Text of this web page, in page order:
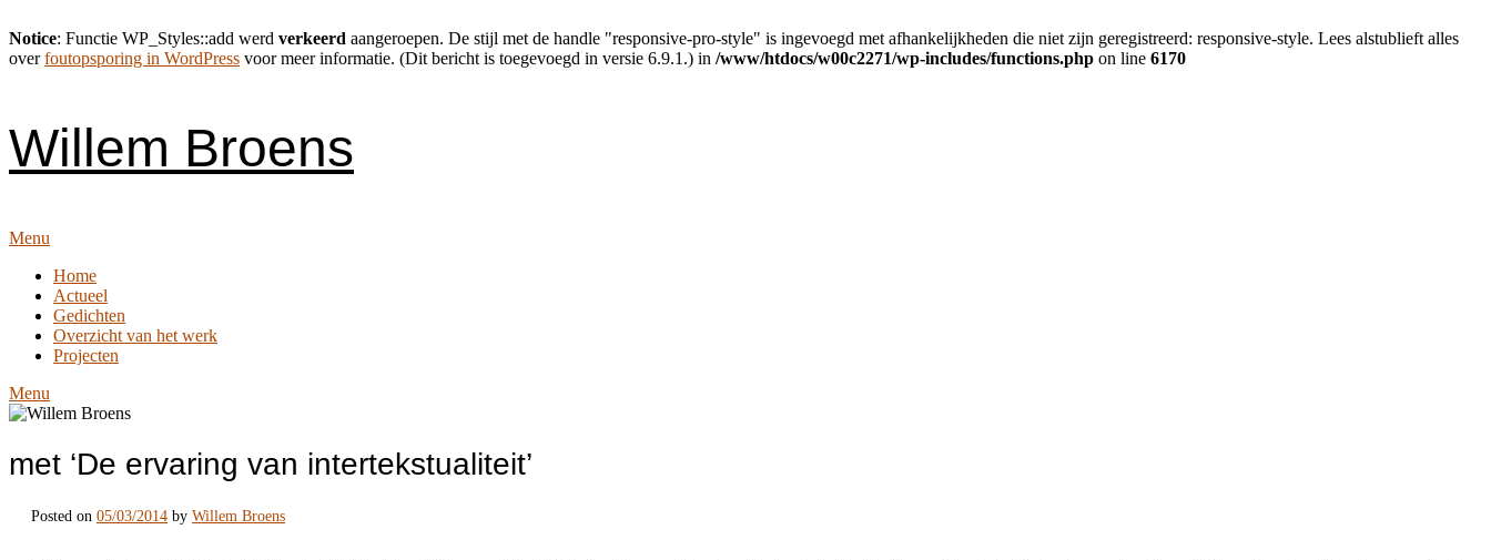
Notice: Functie WP_Styles::add werd verkeerd aangeroepen. De stijl met de handle "responsive-pro-style" is ingevoegd met afhankelijkheden die niet zijn geregistreerd: responsive-style. Lees alstublieft alles
overfoutopsporing in WordPress voor meer informatie. (Dit bericht is toegevoegd in versie 6.9.1.) in /www/htdocs/w00c2271/wp-includes/functions.php on line 6170
Willem Broens
Menu
Home
Actueel
Gedichten
Overzicht van het werk
Projecten
Menu
met ‘De ervaring van intertekstualiteit’
Posted on 05/03/2014 by Willem Broens